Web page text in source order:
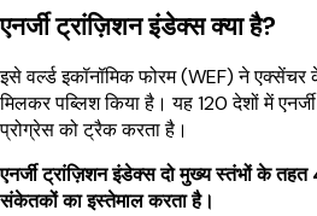
एनर्जी ट्रांज़िशन इंडेक्स क्या है?
इसे वर्ल्ड इकॉनॉमिक फोरम (WEF) ने
मिलकर पब्लिश किया है। यह 120 देशों में
प्रोग्रेस को ट्रैक करता है।
एनर्जी ट्रांज़िशन इंडेक्स दो मुख्य स्तंभों के
संकेतकों का इस्तेमाल करता है।